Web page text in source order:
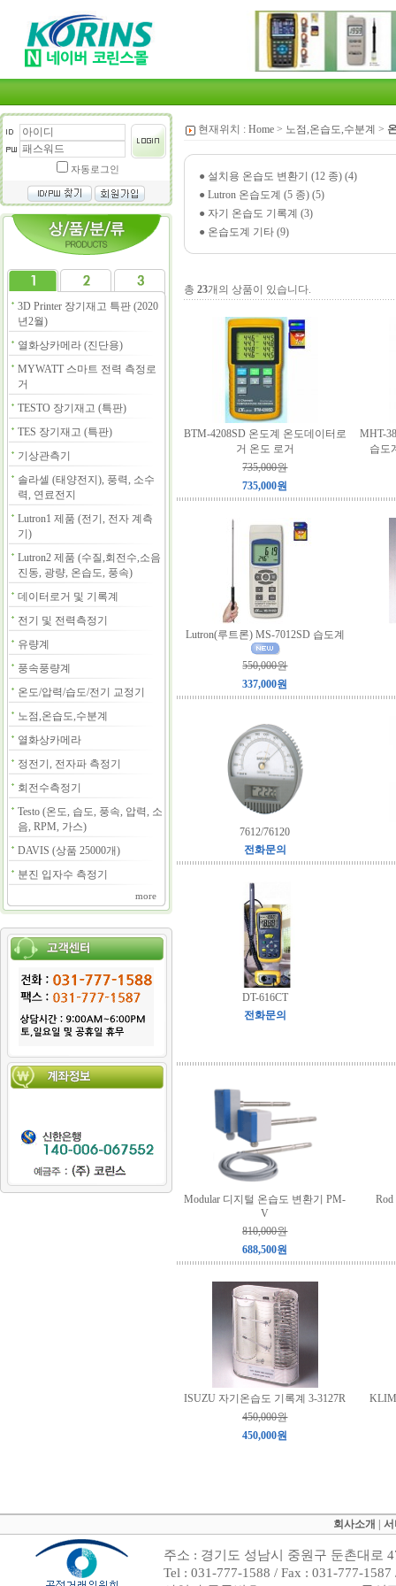
자동로그인
3D Printer 장기재고 특판 (2020
년2월)
열화상카메라 (진단용)
MYWATT 스마트 전력 측정로
거
TESTO 장기재고 (특판)
TES 장기재고 (특판)
기상관측기
솔라셀 (태양전지), 풍력, 소수
력, 연료전지
Lutron1 제품 (전기, 전자 계측
기)
Lutron2 제품 (수질,회전수,소음
진동, 광량, 온습도, 풍속)
데이터로거 및 기록계
전기 및 전력측정기
유량계
풍속풍량계
온도/압력/습도/전기 교정기
노점,온습도,수분계
열화상카메라
정전기, 전자파 측정기
회전수측정기
Testo (온도, 습도, 풍속, 압력, 소
음, RPM, 가스)
DAVIS (상품 25000개)
분진 입자수 측정기
more
현재위치 : Home > 노점,온습도,수분계 >
● 설치용 온습도 변환기 (12 종) (4)
● Lutron 온습도계 (5 종) (5)
● 자기 온습도 기록계 (3)
● 온습도계 기타 (9)
총 23개의 상품이 있습니다.
BTM-4208SD 온도계 온도데이터로
거 온도 로거
735,000원
735,000원
MHT-
습도
Lutron(루트론) MS-7012SD 습도계
550,000원
337,000원
7612/76120
전화문의
DT-616CT
전화문의
Modular 디지털 온습도 변환기 PM-
V
810,000원
688,500원
ISUZU 자기온습도 기록계 3-3127R
450,000원
450,000원
회사소개
주소 : 경기도 성남시 중원구 둔촌대로
Tel : 031-777-1588 / Fax : 031-777-